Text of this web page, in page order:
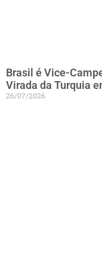
Brasil é Vice-
Virada da Turquia
26/07/2026